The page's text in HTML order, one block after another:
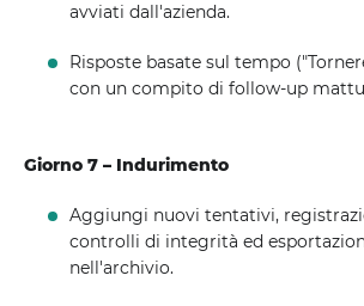
avviati dall'azienda.
Risposte basate sul tempo
con un compito di follow-up
Giorno 7 – Indurimento
Aggiungi nuovi tentativi,
controlli di integrità ed
nell'archivio.